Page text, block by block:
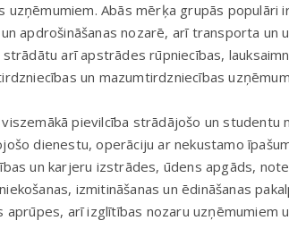
uzņēmumiem. Abās mērķa grupās populāri
apdrošināšanas nozarē, arī transporta un
arī apstrādes rūpniecības,
un mazumtirdzniecības
pievilcība strādājošo un studentu
dienestu, operāciju ar nekustamo
un karjeru izstrādes, ūdens apgāds,
izmitināšanas un ēdināšanas
aprūpes, arī izglītības nozaru uzņēmumiem